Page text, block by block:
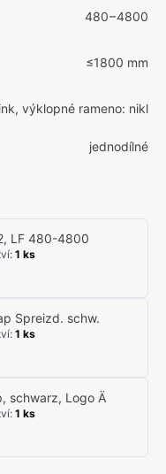
480 – 4800
≤1800 mm
výklopné rameno: nikl
jednodílné
LF 480-4800
: 1 ks
Spreizd. schw.
: 1 ks
schwarz, Logo Ä
: 1 ks